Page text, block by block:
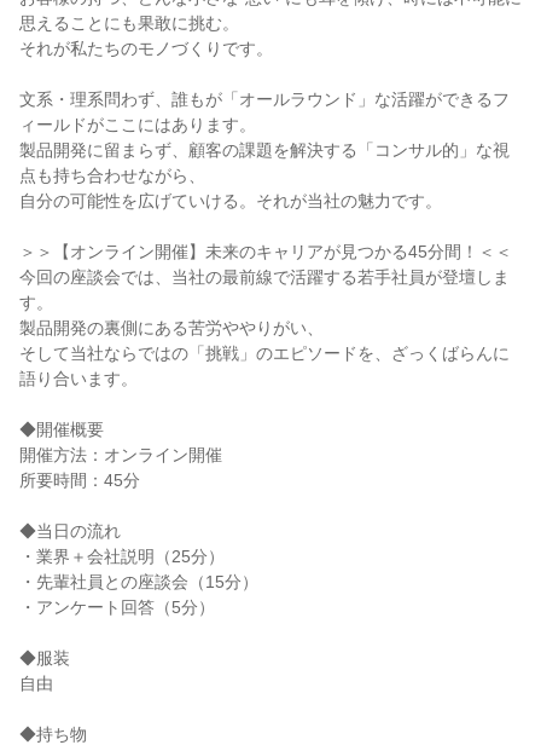
思えることにも果敢に挑む。
それが私たちのモノづくりです。
文系・理系問わず、誰もが「オールラウンド」な活躍ができるフ
ィールドがここにはあります。
製品開発に留まらず、顧客の課題を解決する「コンサル的」な視
点も持ち合わせながら、
自分の可能性を広げていける。それが当社の魅力です。
＞＞【オンライン開催】未来のキャリアが見つかる45分間！＜＜
今回の座談会では、当社の最前線で活躍する若手社員が登壇しま
す。
製品開発の裏側にある苦労ややりがい、
そして当社ならではの「挑戦」のエピソードを、ざっくばらんに
語り合います。
◆開催概要
開催方法：オンライン開催
所要時間：45分
◆当日の流れ
・業界＋会社説明（25分）
・先輩社員との座談会（15分）
・アンケート回答（5分）
◆服装
自由
◆持ち物